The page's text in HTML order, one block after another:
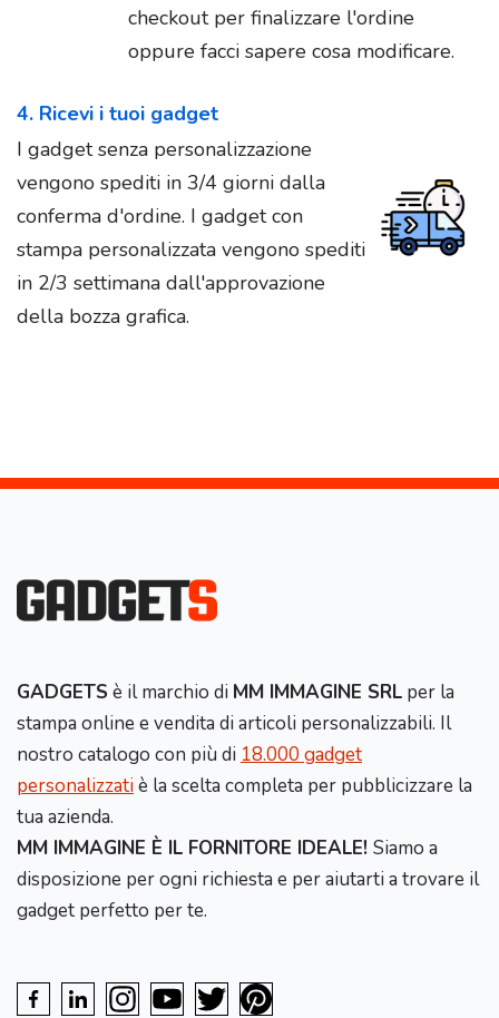
checkout per finalizzare l'ordine
oppure facci sapere cosa modificare.
4. Ricevi i tuoi gadget
I gadget senza personalizzazione
vengono spediti in 3/4 giorni dalla
conferma d'ordine. I gadget con
stampa personalizzata vengono spediti
in 2/3 settimana dall'approvazione
della bozza grafica.
GADGETS è il marchio di MM IMMAGINE SRL per la
stampa online e vendita di articoli personalizzabili. Il
nostro catalogo con più di 18.000 gadget
personalizzatiè la scelta completa per pubblicizzare la
tua azienda.
MM IMMAGINE È IL FORNITORE IDEALE! Siamo a
disposizione per ogni richiesta e per aiutarti a trovare il
gadget perfetto per te.